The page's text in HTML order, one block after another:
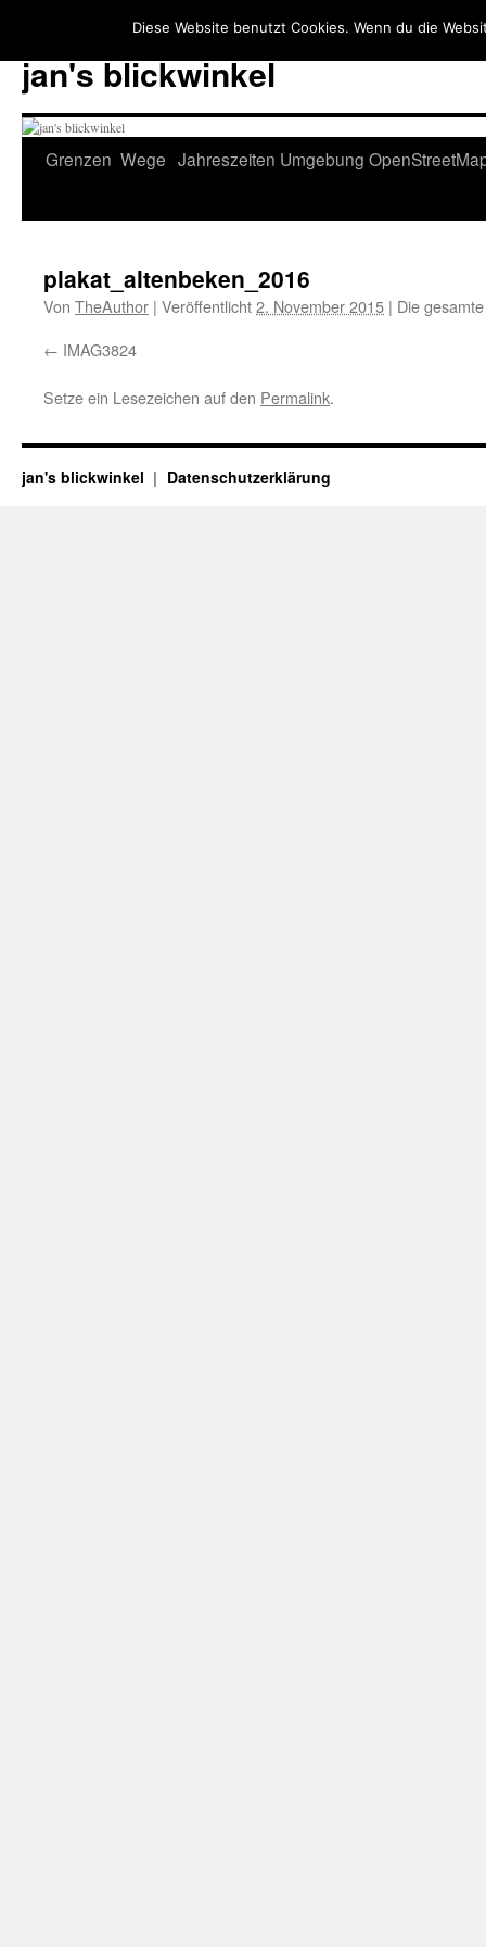
jan's blickwinkel
Zum
Grenzen Wege Jahreszeiten Umgebung
plakat_altenbeken_2016
Von TheAuthor | Veröffentlicht2. November 2015 | Die
IMAG3824
Setze ein Lesezeichen auf den Permalink.
jan's blickwinkel Datenschutzerklärung
Diese Website benutzt Cookies. Wenn du die